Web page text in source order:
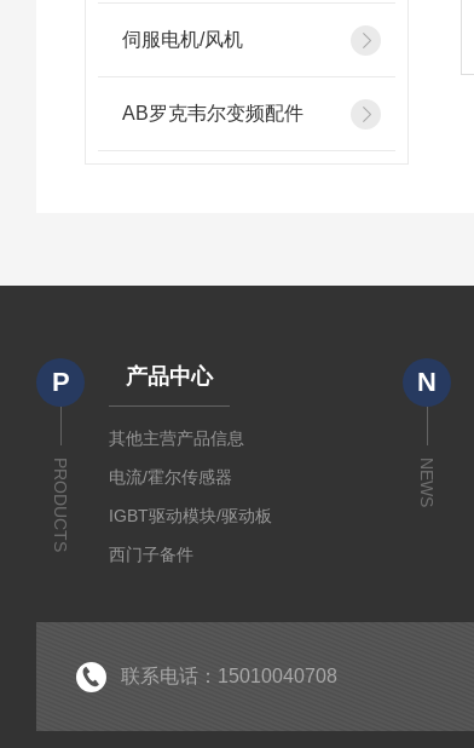
伺服电机/风机
AB罗克韦尔变频配件
P
PRODUCTS
产品中心
其他主营产品信息
电流/霍尔传感器
IGBT驱动模块/驱动板
西门子备件
PIM集成功率模块
N
NEWS
联系电话：15010040708